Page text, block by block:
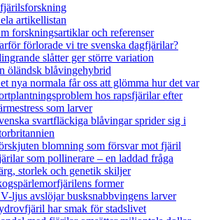
artikellistan
forskningsartiklar och referenser
förlorade vi tre svenska dagfjärilar?
slåtter ger större variation
öländsk blåvingehybrid
nya normala får oss att glömma hur det var
hos rapsfjärilar efter
som larver
svartfläckiga blåvingar sprider sig i
blomning som försvar mot fjäril
som pollinerare – en laddad fråga
storlek och genetik skiljer
former
ljus avslöjar busksnabbvingens larver
har smak för stadslivet